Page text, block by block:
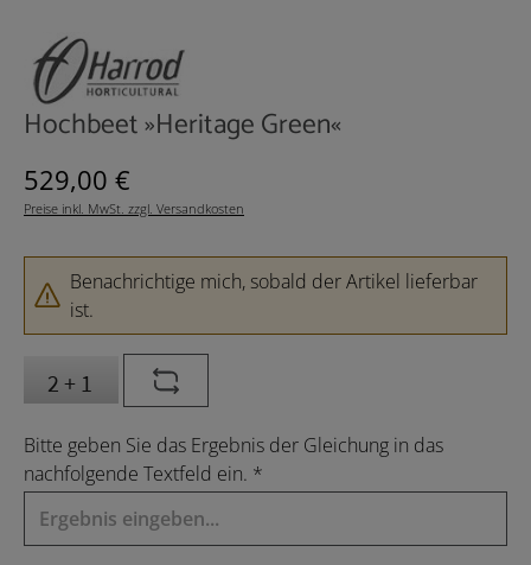
Hochbeet »Heritage Green«
Regulärer Preis:
529,00 €
Preise inkl. MwSt. zzgl. Versandkosten
Benachrichtige mich, sobald der Artikel lieferbar
ist.
Bitte geben Sie das Ergebnis der Gleichung in das
nachfolgende Textfeld ein. *